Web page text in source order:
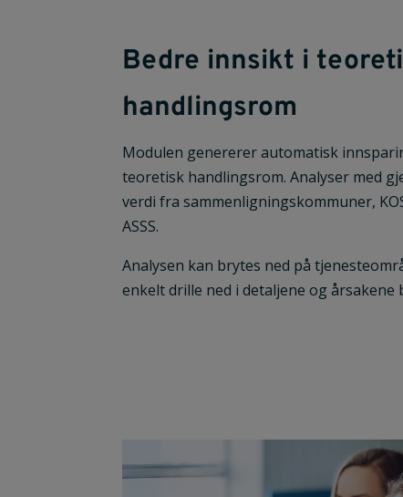
Bedre innsikt i
handlingsrom
Modulen genererer automatisk
teoretisk handlingsrom. Analyser med
verdi fra sammenligningskommuner,
ASSS.
Analysen kan brytes ned på
enkelt drille ned i detaljene og årsakene